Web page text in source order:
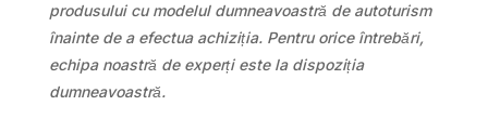
produsului cu modelul dumneavoastră de autoturism
înainte de a efectua achiziția. Pentru orice întrebări,
echipa noastră de experți este la dispoziția
dumneavoastră.